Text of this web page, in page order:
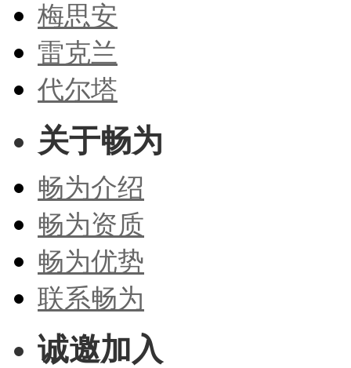
梅思安
雷克兰
代尔塔
关于畅为
畅为介绍
畅为资质
畅为优势
联系畅为
诚邀加入